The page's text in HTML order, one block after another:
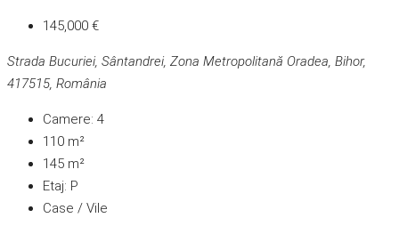
145,000 €
Strada Bucuriei, Sântandrei, Zona Metropolitană Oradea, Bihor,
417515, România
Camere: 4
110 m²
145 m²
Etaj: P
Case / Vile